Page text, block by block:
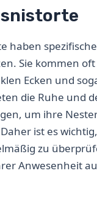
haben spezifische
Sie kommen oft
Ecken und
die Ruhe und
um ihre
ist es
zu
Anwesenheit